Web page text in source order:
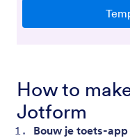
How to
Jotform
Bouw je toets-app